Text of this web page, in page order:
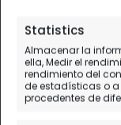
Statistics
Almacenar la
ella, Medir el
rendimiento del
de estadísticas o
procedentes de
La